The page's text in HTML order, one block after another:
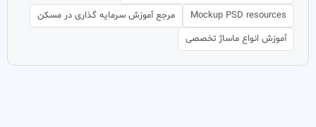
Mockup PSD resources
مرجع آموزش سرمایه گذاری در مسکن
آموزش انواع ماساژ تخصصی